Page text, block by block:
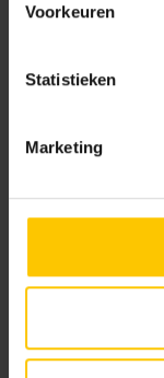
Voorkeuren
Statistieken
Marketing